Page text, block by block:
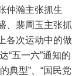
仲瀚主张抓生
、裴周玉主张抓
各次运动中的做
“五一六”通知的
典型”、“国民党